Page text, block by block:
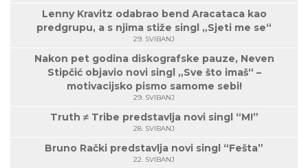
Lenny Kravitz odabrao bend Aracataca kao
predgrupu, a s njima stiže singl „Sjeti me se“
29. SVIBANJ
Nakon pet godina diskografske pauze, Neven
Stipčić objavio novi singl „Sve što imaš“ –
motivacijsko pismo samome sebi!
29. SVIBANJ
Truth ≠ Tribe predstavlja novi singl “M!”
28. SVIBANJ
Bruno Rački predstavlja novi singl “Fešta”
22. SVIBANJ